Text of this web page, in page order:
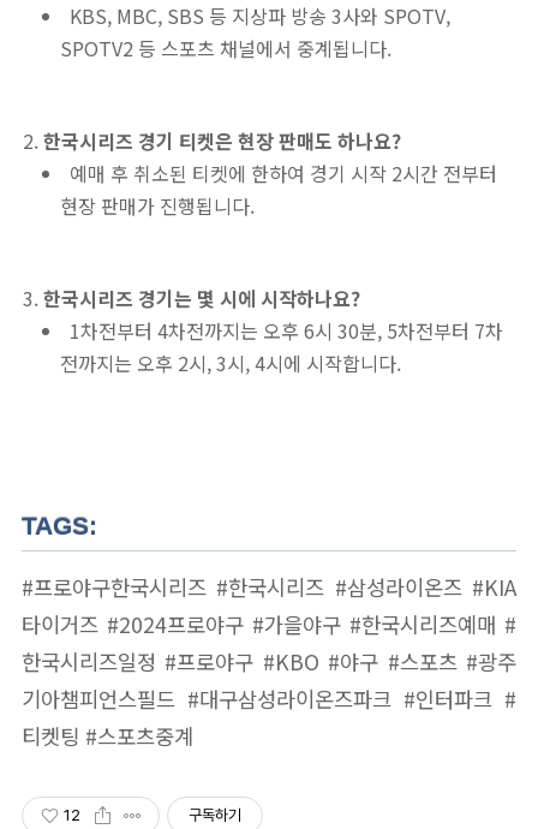
KBS, MBC, SBS 등 지상파 방송 3사와 SPOTV,
SPOTV2 등 스포츠 채널에서 중계됩니다.
한국시리즈 경기 티켓은 현장 판매도 하나요?
예매 후 취소된 티켓에 한하여 경기 시작 2시간 전부터
현장 판매가 진행됩니다.
한국시리즈 경기는 몇 시에 시작하나요?
1차전부터 4차전까지는 오후 6시 30분, 5차전부터 7차
전까지는 오후 2시, 3시, 4시에 시작합니다.
TAGS:
#프로야구한국시리즈 #한국시리즈 #삼성라이온즈 #KIA
타이거즈 #2024프로야구 #가을야구 #한국시리즈예매 #
한국시리즈일정 #프로야구 #KBO #야구 #스포츠 #광주
기아챔피언스필드 #대구삼성라이온즈파크 #인터파크 #
티켓팅 #스포츠중계
12 구독하기